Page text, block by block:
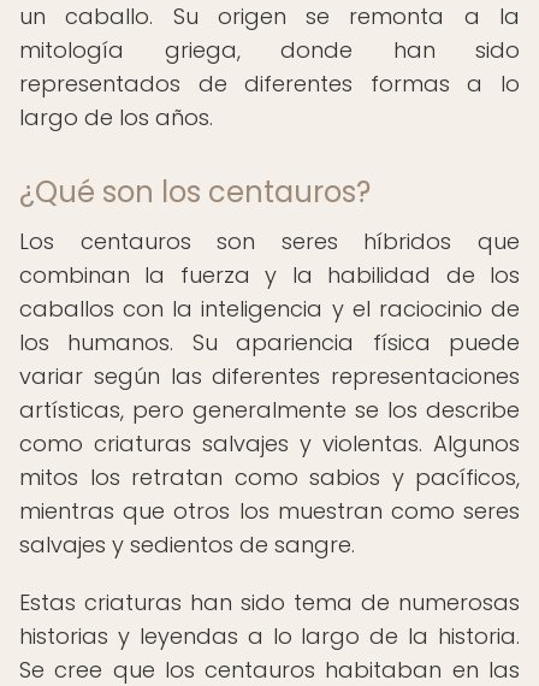
un caballo. Su origen se remonta a la
mitología griega, donde han sido
representados de diferentes formas a lo
largo de los años.
¿Qué son los centauros?
Los centauros son seres híbridos que
combinan la fuerza y la habilidad de los
caballos con la inteligencia y el raciocinio de
los humanos. Su apariencia física puede
variar según las diferentes representaciones
artísticas, pero generalmente se los describe
como criaturas salvajes y violentas. Algunos
mitos los retratan como sabios y pacíficos,
mientras que otros los muestran como seres
salvajes y sedientos de sangre.
Estas criaturas han sido tema de numerosas
historias y leyendas a lo largo de la historia.
Se cree que los centauros habitaban en las